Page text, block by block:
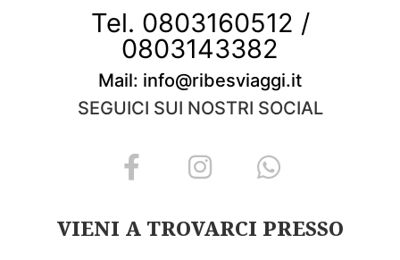
Tel. 0803160512 /
0803143382
Mail: info@ribesviaggi.it
SEGUICI SUI NOSTRI SOCIAL
VIENI A TROVARCI PRESSO